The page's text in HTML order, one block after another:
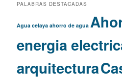
PALABRAS DESTACADAS
Agua celaya ahorro de agua
energia
arquitectura